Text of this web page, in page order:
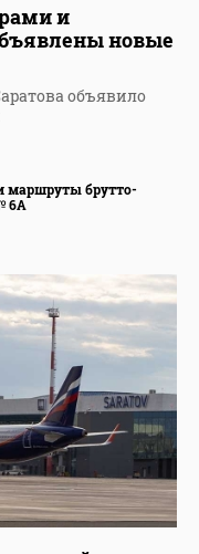
и
новые
объявило
маршруты брутто-
6А